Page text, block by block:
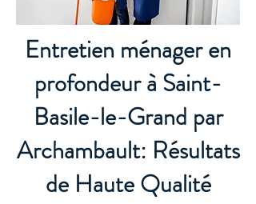
Entretien ménager en
profondeur à Saint-
Basile-le-Grand par
Archambault: Résultats
de Haute Qualité